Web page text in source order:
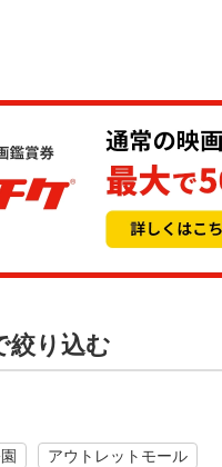
絞り込む
アウトレットモール